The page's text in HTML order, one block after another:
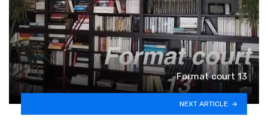
Format court 13
NEXT ARTICLE